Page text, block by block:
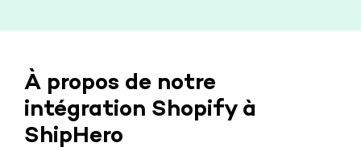
À propos de notre
intégration Shopify à
ShipHero